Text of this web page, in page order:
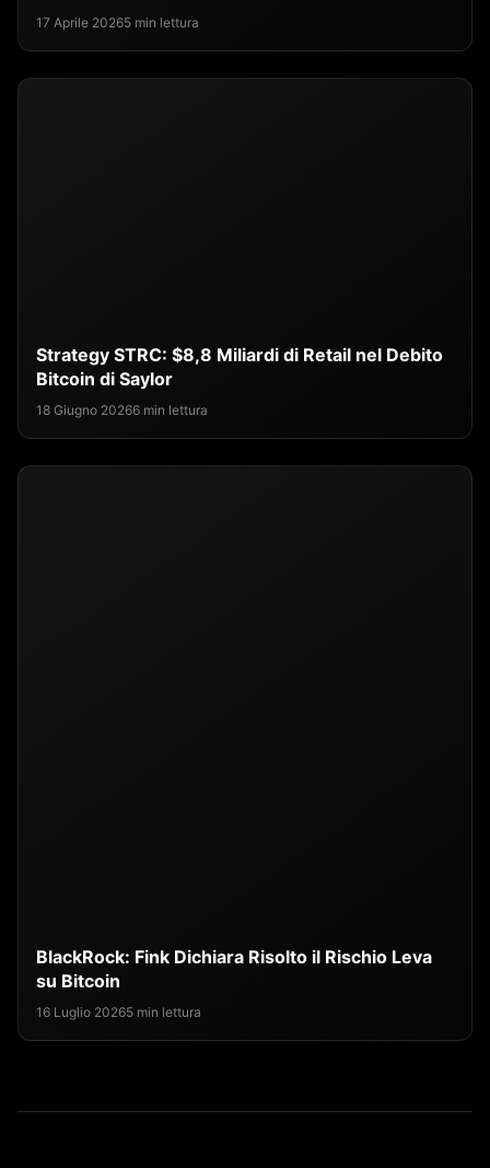
17 Aprile 20265 min lettura
Strategy STRC: $8,8 Miliardi di Retail nel Debito
Bitcoin di Saylor
18 Giugno 20266 min lettura
BlackRock: Fink Dichiara Risolto il Rischio Leva
su Bitcoin
16 Luglio 20265 min lettura